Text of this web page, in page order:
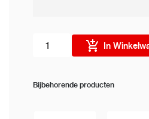
Aantal stuks
In
Bijbehorende producten